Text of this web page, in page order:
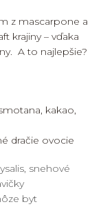
z mascarpone a
krajiny – vďaka
A to najlepšie?
kakao,
dračie ovocie
snehové
byt